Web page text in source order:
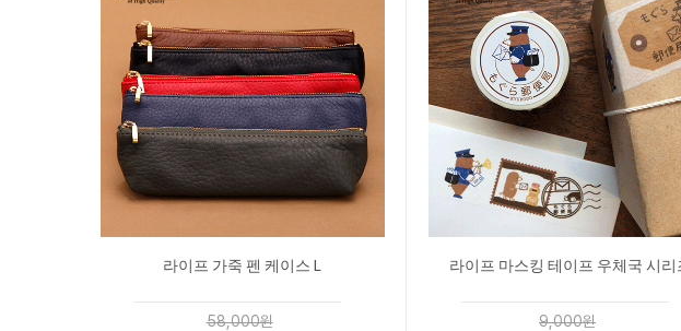
라이프 가죽 펜 케이스 L
58,000원
라이프 마스킹 테이프 우체국 시리
9,000원